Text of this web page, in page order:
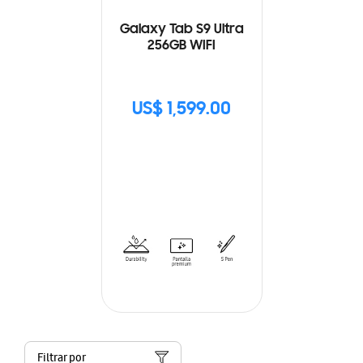
Galaxy Tab S9 Ultra
256GB WIFI
US$ 1,599.00
Filtrar por